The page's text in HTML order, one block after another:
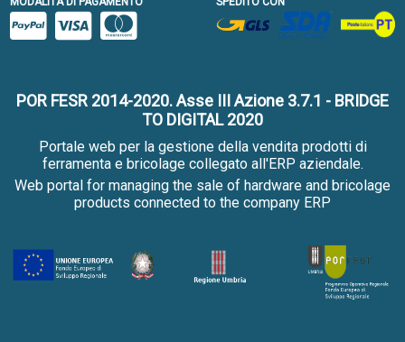
POR FESR 2014-2020. Asse III Azione 3.7.1 - BRIDGE
TO DIGITAL 2020
Portale web per la gestione della vendita prodotti di
ferramenta e bricolage collegato all'ERP aziendale.
Web portal for managing the sale of hardware and bricolage
products connected to the company ERP